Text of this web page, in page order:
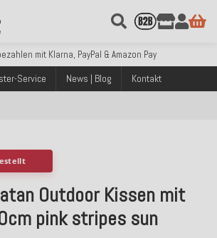
innerhalb Deutschlands ab 99€ Bestellwert
mit Klarna, PayPal & Amazon Pay
innerhalb Deutschlands ab 99€ Bestellwert
erfolgreich versendete Bestellungen
mit Klarna, PayPal & Amazon Pay
innerhalb Deutschlands ab 99€ Bestellwert
Service News | Blog Kontakt
Outdoor Kissen mit
pink stripes sun